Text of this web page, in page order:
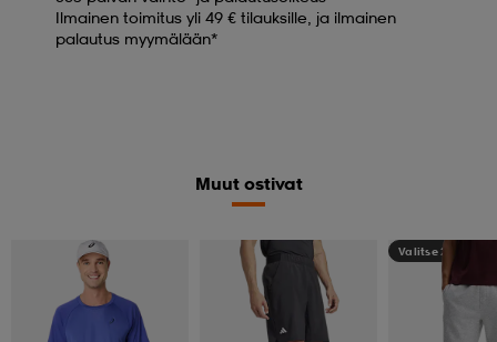
Ilmainen toimitus yli 49 € tilauksille, ja ilmainen
palautus myymälään*
Muut ostivat
Valitse 2, maksa